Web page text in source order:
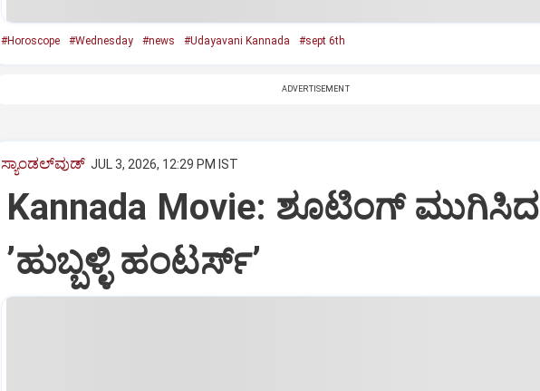
#Horoscope #Wednesday #news #Udayavani Kannada #sept 6th
ADVERTISEMENT
ಸ್ಯಾಂಡಲ್‌ವುಡ್‌ JUL 3, 2026, 12:29 PM IST
Kannada Movie: ಶೂಟಿಂಗ್‌ ಮುಗಿಸಿದ
ʼಹುಬ್ಬಳ್ಳಿ ಹಂಟರ್ಸ್‌ʼ